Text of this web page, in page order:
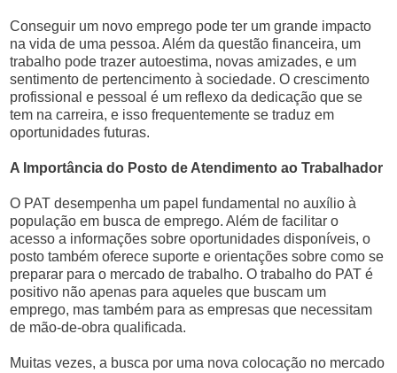
Conseguir um novo emprego pode ter um grande impacto
na vida de uma pessoa. Além da questão financeira, um
trabalho pode trazer autoestima, novas amizades, e um
sentimento de pertencimento à sociedade. O crescimento
profissional e pessoal é um reflexo da dedicação que se
tem na carreira, e isso frequentemente se traduz em
oportunidades futuras.
A Importância do Posto de Atendimento ao Trabalhador
O PAT desempenha um papel fundamental no auxílio à
população em busca de emprego. Além de facilitar o
acesso a informações sobre oportunidades disponíveis, o
posto também oferece suporte e orientações sobre como se
preparar para o mercado de trabalho. O trabalho do PAT é
positivo não apenas para aqueles que buscam um
emprego, mas também para as empresas que necessitam
de mão-de-obra qualificada.
Muitas vezes, a busca por uma nova colocação no mercado